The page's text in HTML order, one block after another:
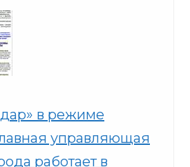
в режиме
управляющая
работает в